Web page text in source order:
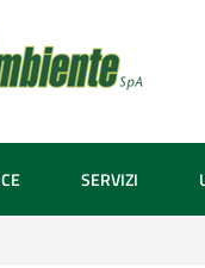
SERVIZI